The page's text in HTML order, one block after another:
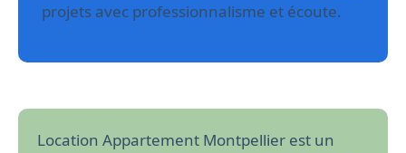
projets avec professionnalisme et écoute.
Location Appartement Montpellier est un